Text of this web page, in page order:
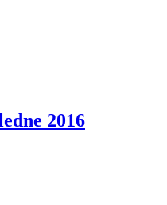
2016